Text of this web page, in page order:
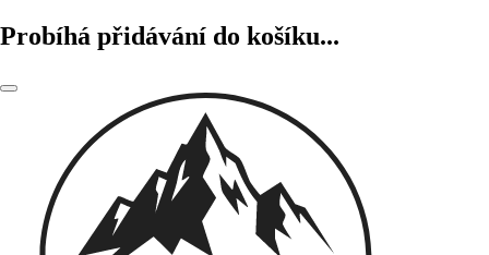
Probíhá přidávání do košíku...